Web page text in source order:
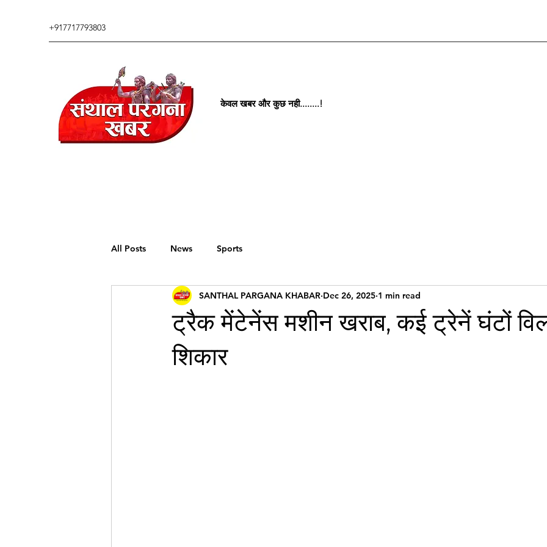
+917717793803
केवल खबर और कुछ नही........!
All Posts News Sports
ट्रैक मेंटेनेंस मशीन खराब, कई ट्रेनें घंटों
शिकार
SANTHAL PARGANA KHABAR Dec 26, 2025 1 min read